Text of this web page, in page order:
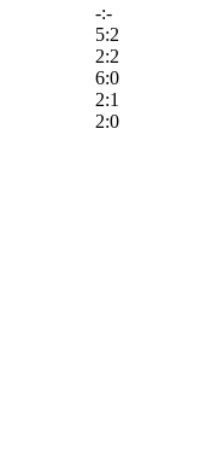
-:-
5:2
2:2
6:0
2:1
2:0